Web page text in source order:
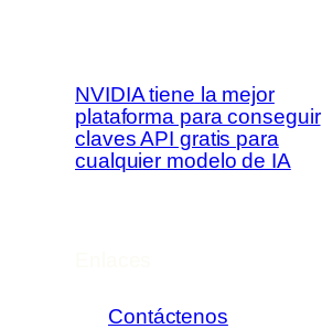
NVIDIA tiene la mejor
plataforma para conseguir
claves API gratis para
cualquier modelo de IA
Contáctenos